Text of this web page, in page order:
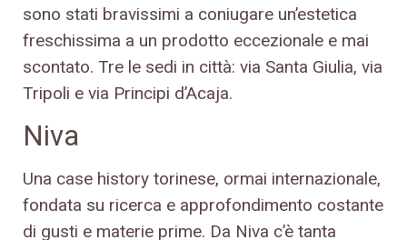
sono stati bravissimi a coniugare un’estetica
freschissima a un prodotto eccezionale e mai
scontato. Tre le sedi in città: via Santa Giulia, via
Tripoli e via Principi d’Acaja.
Niva
Una case history torinese, ormai internazionale,
fondata su ricerca e approfondimento costante
di gusti e materie prime. Da Niva c’è tanta